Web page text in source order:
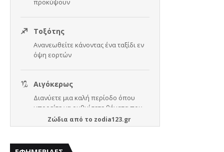
Ζώδια από το zodia123.gr